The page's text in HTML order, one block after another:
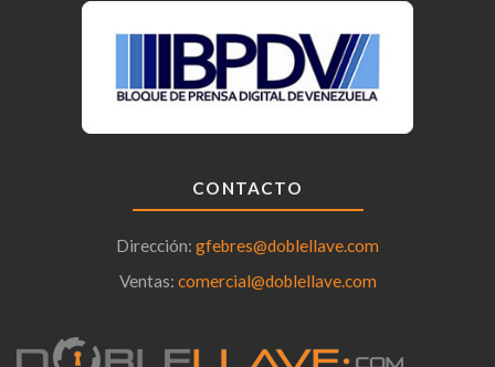
CONTACTO
Dirección: gfebres@doblellave.com
Ventas: comercial@doblellave.com